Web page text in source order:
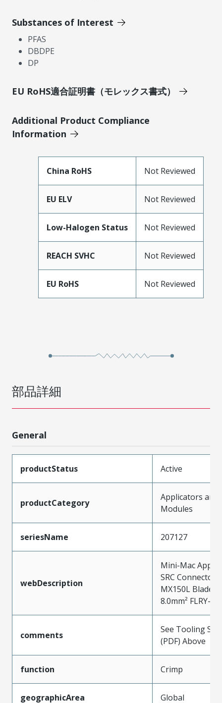
Substances of Interest
PFAS
DBDPE
DP
EU RoHS適合証明書（モレックス書式）
Additional Product Compliance
Information
China RoHS Not Reviewed
EU ELV Not Reviewed
Low-Halogen Status Not Reviewed
REACH SVHC Not Reviewed
EU RoHS Not Reviewed
部品詳細
General
productStatus Active
productCategory
Applicators and
Modules
seriesName 207127
webDescription
Mini-Mac
SRC Connector
MX150L Blade
8.0mm² FLRY-B
comments
See Tooling
(PDF) Above
function Crimp
geographicArea Global